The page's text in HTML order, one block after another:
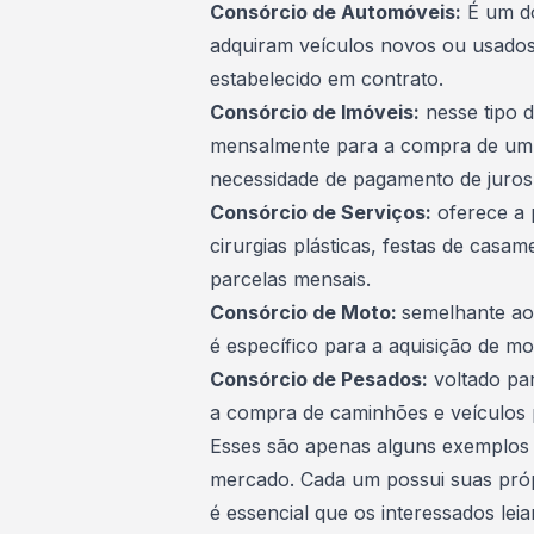
Consórcio de Automóveis: É um
adquiram veículos novos ou
estabelecido em contrato.
Consórcio de Imóveis: nesse tipo
mensalmente para a compra de
necessidade de pagamento de
Consórcio de Serviços: oferece a
cirurgias plásticas, festas de
parcelas mensais.
Consórcio de Moto: semelhante
é específico para a aquisição de
Consórcio de Pesados: voltado
a compra de caminhões e veículos
Esses são apenas alguns
mercado. Cada um possui suas
é essencial que os interessados